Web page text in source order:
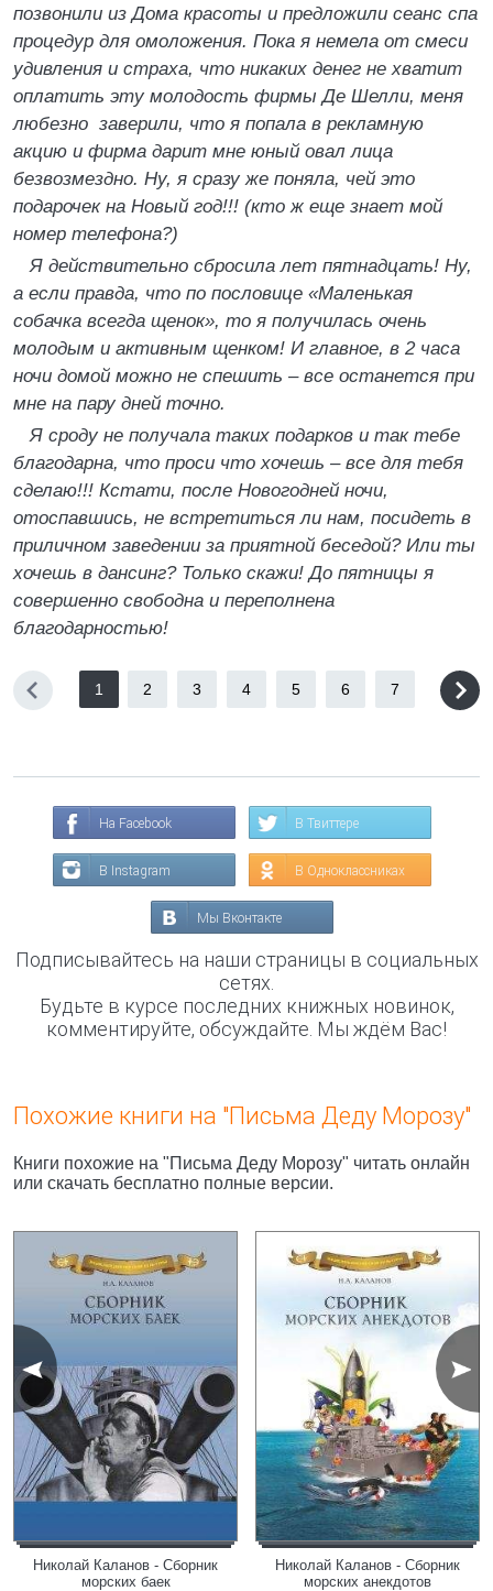
позвонили из Дома красоты и предложили сеанс спа
процедур для омоложения. Пока я немела от смеси
удивления и страха, что никаких денег не хватит
оплатить эту молодость фирмы Де Шелли, меня
любезно заверили, что я попала в рекламную
акцию и фирма дарит мне юный овал лица
безвозмездно. Ну, я сразу же поняла, чей это
подарочек на Новый год!!! (кто ж еще знает мой
номер телефона?)
Я действительно сбросила лет пятнадцать! Ну,
а если правда, что по пословице «Маленькая
собачка всегда щенок», то я получилась очень
молодым и активным щенком! И главное, в 2 часа
ночи домой можно не спешить – все останется при
мне на пару дней точно.
Я сроду не получала таких подарков и так тебе
благодарна, что проси что хочешь – все для тебя
сделаю!!! Кстати, после Новогодней ночи,
отоспавшись, не встретиться ли нам, посидеть в
приличном заведении за приятной беседой? Или ты
хочешь в дансинг? Только скажи! До пятницы я
совершенно свободна и переполнена
благодарностью!
1 2 3 4 5 6 7
На Facebook В Твиттере
В Instagram В Одноклассниках
Мы Вконтакте
Подписывайтесь на наши страницы в социальных
сетях.
Будьте в курсе последних книжных новинок,
комментируйте, обсуждайте. Мы ждём Вас!
Похожие книги на "Письма Деду Морозу"
Книги похожие на "Письма Деду Морозу" читать онлайн
или скачать бесплатно полные версии.
Николай Каланов - Сборник
морских баек
Николай Каланов - Сборник
морских анекдотов